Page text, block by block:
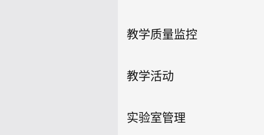
教学质量监控
教学活动
实验室管理